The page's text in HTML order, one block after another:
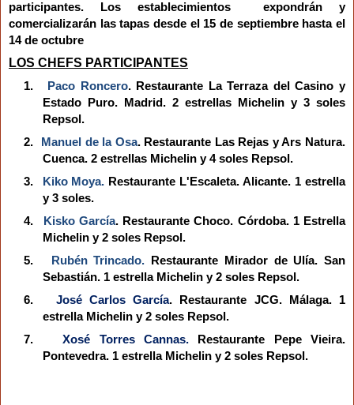
participantes.
Los establecimientos expondrán y
comercializarán las tapas desde el 15 de septiembre hasta el
14 de octubre
LOS CHEFS PARTICIPANTES
1. Paco Roncero. Restaurante La Terraza del Casino y
Estado Puro. Madrid. 2 estrellas Michelin y 3 soles
Repsol.
2.
Manuel de la Osa. Restaurante Las Rejas y Ars Natura.
Cuenca. 2 estrellas Michelin y 4 soles Repsol.
3.
Kiko Moya. Restaurante L'Escaleta. Alicante. 1 estrella
y 3 soles.
4.
Kisko García. Restaurante Choco. Córdoba. 1 Estrella
Michelin y 2 soles Repsol.
5.
Rubén Trincado. Restaurante Mirador de Ulía. San
Sebastián. 1 estrella Michelin y 2 soles Repsol.
6.
José Carlos García. Restaurante JCG. Málaga. 1
estrella Michelin y 2 soles Repsol.
7.
Xosé Torres Cannas. Restaurante Pepe Vieira.
Pontevedra. 1 estrella Michelin y 2 soles Repsol.